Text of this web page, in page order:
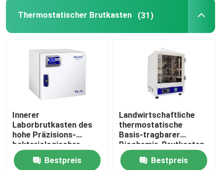
Thermostatischer Brutkasten (31)
Innerer
Laborbrutkasten des
hohe Präzisions-
bakteriologischer
Brutkasten-SUS304
Bestpreis
Landwirtschaftliche
thermostatische
Basis-tragbarer
Biochemie-Brutkasten
des Brutkasten-110V
220V
Bestpreis